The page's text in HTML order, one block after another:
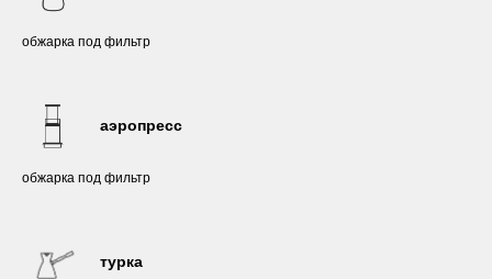
обжарка под фильтр
аэропресс
обжарка под фильтр
турка